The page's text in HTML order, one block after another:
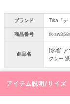
ブランド
Tika「テ
商品番号
tk-
商品名
[水着] ア
クシー
アイテム説明/サイズ